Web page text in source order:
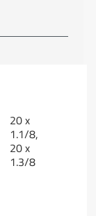
20 x
1.1/8,
20 x
1.3/8